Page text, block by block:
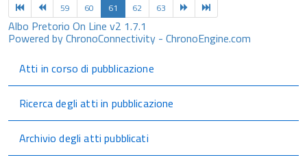
59 60 61 62 63
Albo Pretorio On Line v2 1.7.1
Powered by ChronoConnectivity - ChronoEngine.com
Atti in corso di pubblicazione
Ricerca degli atti in pubblicazione
Archivio degli atti pubblicati